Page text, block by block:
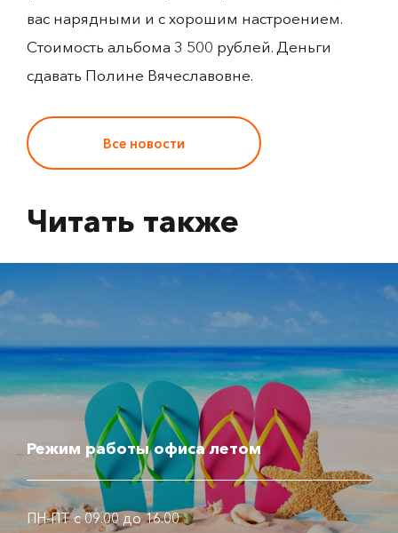
вас нарядными и с хорошим настроением.
Стоимость альбома 3 500 рублей. Деньги
сдавать Полине Вячеславовне.
Все новости
Читать также
Режим работы офиса летом
ПН-ПТ с 09.00 до 16.00